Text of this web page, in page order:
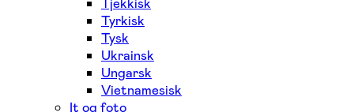
Tyrkisk
Tysk
Ukrainsk
Ungarsk
Vietnamesisk
It og foto